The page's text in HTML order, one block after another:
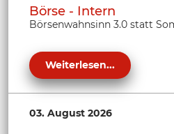
Börse - Intern
Börsenwahnsinn 3.0 statt
Weiterlesen...
03. August 2026